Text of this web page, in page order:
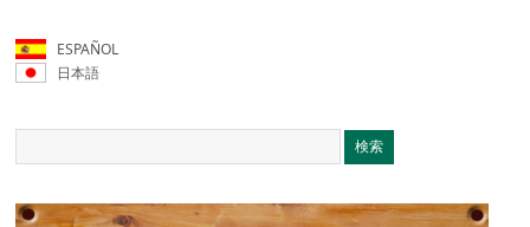
ESPAÑOL
日本語